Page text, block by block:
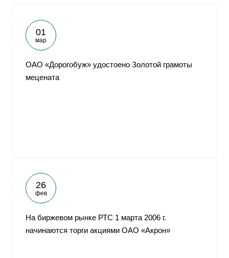
01
мар
ОАО «Дорогобуж» удостоено Золотой грамоты
мецената
26
фев
На биржевом рынке РТС 1 марта 2006 г.
начинаются торги акциями ОАО «Акрон»